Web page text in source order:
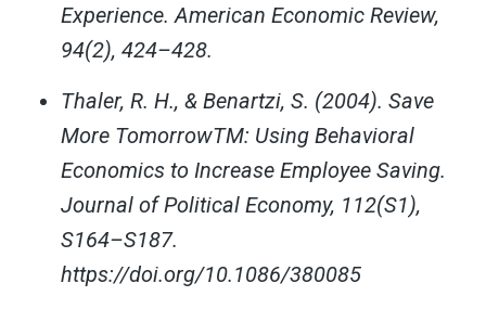
Experience. American Economic Review,
94(2), 424–428.
Thaler, R. H., & Benartzi, S. (2004). Save
More TomorrowTM: Using Behavioral
Economics to Increase Employee Saving.
Journal of Political Economy, 112(S1),
S164–S187.
https://doi.org/10.1086/380085